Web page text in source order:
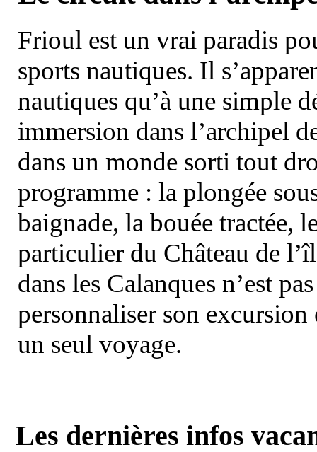
Frioul est un vrai paradis
sports nautiques. Il
nautiques qu’à une simple
immersion dans l’archipel
dans un monde sorti tout
programme : la plongée
baignade, la bouée tractée,
particulier du Château de
dans les Calanques n’est
personnaliser son
un seul voyage.
Les dernières infos